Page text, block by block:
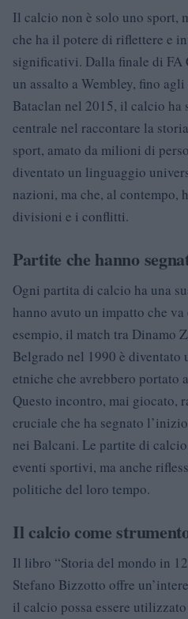
Il calcio non è solo uno sport,
che ha il potere di riflettere e
significativi. Dalla finale di FA
un assalto a Wembley, fino
Bataclan nel 2015, il calcio ha
centrale nel raccontare la
sport, amato da milioni di
diventato un linguaggio
nazioni, ma che, al contempo,
divisioni e i conflitti.
Partite che hanno
Ogni partita di calcio ha una
hanno avuto un impatto che
esempio, il match tra Dinamo
Belgrado nel 1990 è
etniche che avrebbero portato
Questo incontro, mai giocato,
cruciale che ha segnato
nei Balcani. Le partite di
eventi sportivi, ma anche
politiche del loro tempo.
Il calcio come
Il libro “Storia del mondo in
Stefano Bizzotto offre
il calcio possa essere